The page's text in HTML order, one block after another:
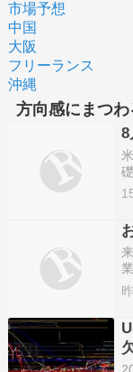
市場予想
中国
大阪
フリーランス
沖縄
方向感にまつ
8